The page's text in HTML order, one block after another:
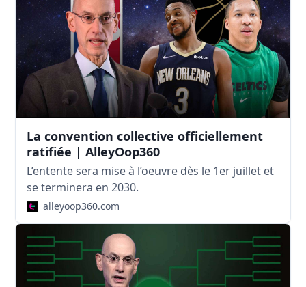
La convention collective officiellement
ratifiée | AlleyOop360
L’entente sera mise à l’oeuvre dès le 1er juillet et
se terminera en 2030.
alleyoop360.com